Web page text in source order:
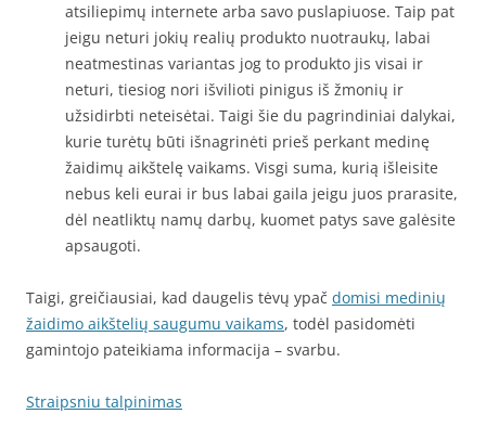
atsiliepimų internete arba savo puslapiuose. Taip pat
jeigu neturi jokių realių produkto nuotraukų, labai
neatmestinas variantas jog to produkto jis visai ir
neturi, tiesiog nori išvilioti pinigus iš žmonių ir
užsidirbti neteisėtai. Taigi šie du pagrindiniai dalykai,
kurie turėtų būti išnagrinėti prieš perkant medinę
žaidimų aikštelę vaikams. Visgi suma, kurią išleisite
nebus keli eurai ir bus labai gaila jeigu juos prarasite,
dėl neatliktų namų darbų, kuomet patys save galėsite
apsaugoti.
Taigi, greičiausiai, kad daugelis tėvų ypač domisi medinių
žaidimo aikštelių saugumu vaikams, todėl pasidomėti
gamintojo pateikiama informacija – svarbu.
Straipsniu talpinimas